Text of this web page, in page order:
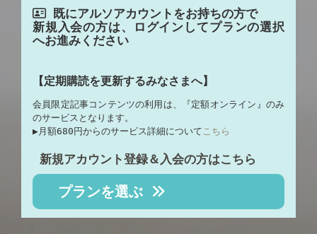
既にアルソアカウントをお持ちの方で
新規入会の方は、ログインしてプランの選択
へお進みください
【定期購読を更新するみなさまへ】
会員限定記事コンテンツの利用は、『定額オンライン』のみ
のサービスとなります。
▶︎月額680円からのサービス詳細についてこちら
新規アカウント登録＆入会の方はこちら
プランを選ぶ